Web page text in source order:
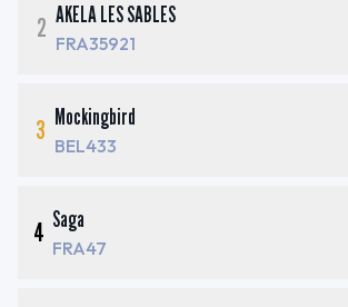
2 AKELA LES SABLES
FRA35921
3 Mockingbird
BEL433
4 Saga
FRA47